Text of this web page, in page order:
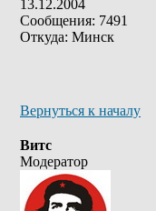
13.12.2004
Сообщения: 7491
Откуда: Минск
Вернуться к началу
Витс
Модератор